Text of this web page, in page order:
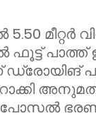
മീറ്റർ
ഫൂട്ട് പാത്ത്
ഡ്രോയിങ്